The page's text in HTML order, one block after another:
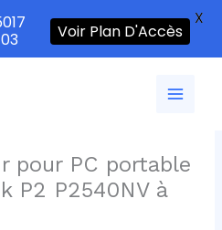
pour PC portable
P2 P2540NV à
Voir Plan D'Accès
X